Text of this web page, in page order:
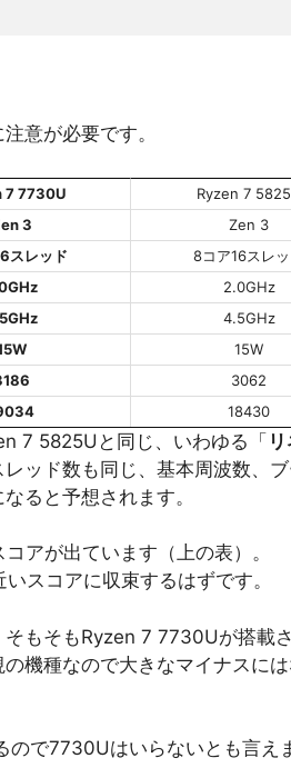
意が必要です。
7 7730U
Ryzen 7
3
Zen 3
スレッド
8コア16スレ
2.0GHz
4.5GHz
15W
3062
18430
7 5825Uと同じ、いわゆる「
ッド数も同じ、基本周波数、ブ
ると予想されます。
アが出ています（上の表）。
スコアに収束するはずです。
もそもRyzen 7 7730Uが搭載
機種なので大きなマイナスに
で7730Uはいらないとも言え